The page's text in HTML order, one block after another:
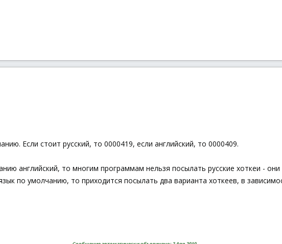
Если стоит русский, то 0000419, если английский, то 0000409.
английский, то многим программам нельзя посылать русские хоткеи -
по умолчанию, то приходится посылать два варианта хоткеев, в